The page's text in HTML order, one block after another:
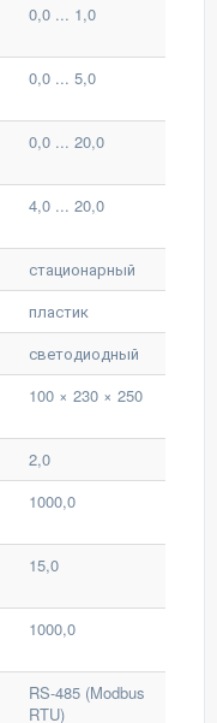
0,0 ... 1,0
0,0 ... 5,0
0,0 ... 20,0
4,0 ... 20,0
стационарный
пластик
светодиодный
100 × 230 × 250
2,0
1000,0
15,0
1000,0
RS-485 (Modbus
RTU)